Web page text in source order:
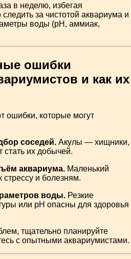
в неделю, избегая
за чистотой аквариума и
воды (pH, аммиак,
ошибки
и как их
ошибки, которые могут
соседей. Акулы — хищники,
стать их добычей.
аквариума. Маленький
стрессу и болезням.
воды. Резкие
или pH опасны для здоровья
тщательно планируйте
с опытными аквариумистами.